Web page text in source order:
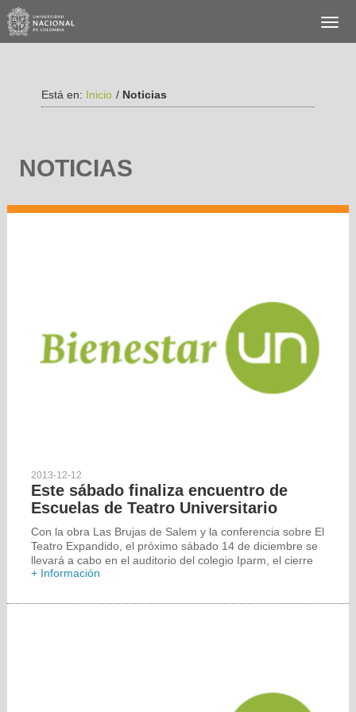
Está en: Inicio / Noticias
NOTICIAS
2013-12-12
Este sábado finaliza encuentro de
Escuelas de Teatro Universitario
Con la obra Las Brujas de Salem y la conferencia sobre El
Teatro Expandido, el próximo sábado 14 de diciembre se
llevará a cabo en el auditorio del colegio Iparm, el cierre
+ Información